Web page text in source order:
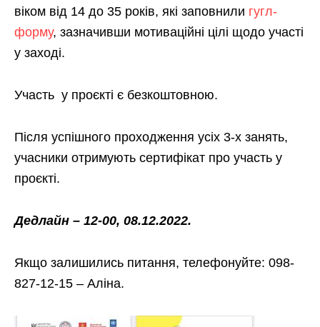
віком від 14 до 35 років, які заповнили гугл-
форму, зазначивши мотиваційні цілі щодо участі
у заході.
Участь у проєкті є безкоштовною.
Після успішного проходження усіх 3-х занять,
учасники отримують сертифікат про участь у
проєкті.
Дедлайн – 12-00, 08.12.2022.
Якщо залишились питання, телефонуйте: 098-
827-12-15 – Аліна.